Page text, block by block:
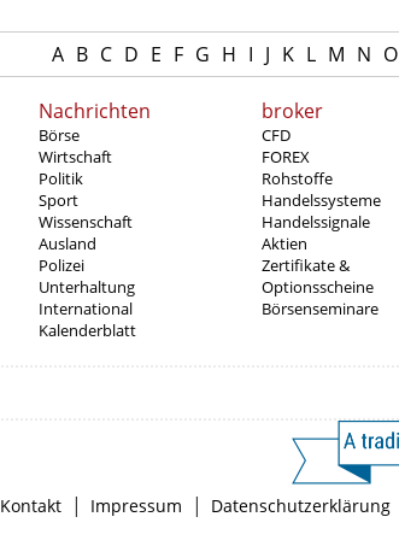
A B C D E F G H I J K L M N O
Nachrichten
Börse
Wirtschaft
Politik
Sport
Wissenschaft
Ausland
Polizei
Unterhaltung
International
Kalenderblatt
broker
CFD
FOREX
Rohstoffe
Handelssysteme
Handelssignale
Aktien
Zertifikate &
Optionsscheine
Börsenseminare
Kontakt | Impressum | Datenschutzerklärung